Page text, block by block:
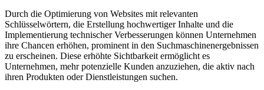
Durch die Optimierung von Websites mit relevanten
Schlüsselwörtern, die Erstellung hochwertiger Inhalte und die
Implementierung technischer Verbesserungen können Unternehmen
ihre Chancen erhöhen, prominent in den Suchmaschinenergebnissen
zu erscheinen. Diese erhöhte Sichtbarkeit ermöglicht es
Unternehmen, mehr potenzielle Kunden anzuziehen, die aktiv nach
ihren Produkten oder Dienstleistungen suchen.